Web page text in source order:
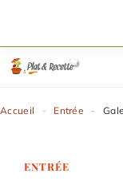
contenu
Accueil - Entrée -
ENTRÉE